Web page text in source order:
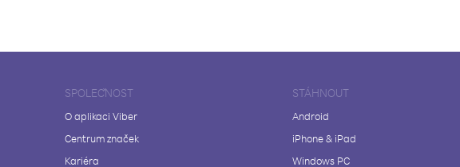
SPOLEČNOST
O aplikaci Viber
Centrum značek
Kariéra
STÁHNOUT
Android
iPhone & iPad
Windows PC